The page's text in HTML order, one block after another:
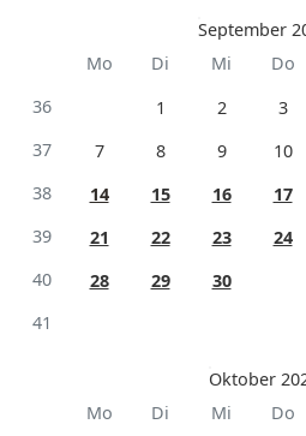
September
Mo
Di Mi Do
36
1 2 3
37
7 8 9 10
38
14 15 16 17
39
21 22 23 24
40
28 29
30
41
Oktober
Mo
Di Mi Do